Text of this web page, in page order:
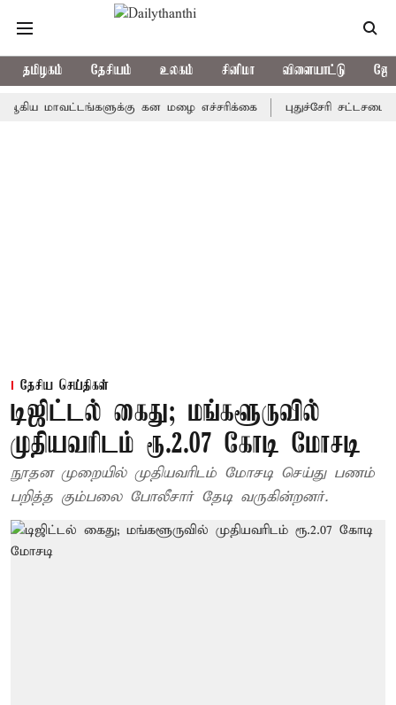
தமிழகம் தேசியம் உலகம் சினிமா விளையாட்டு
கன மழை எச்சரிக்கை புதுச்சேரி சட்டசபையில்
தேசிய செய்திகள்
டிஜிட்டல் கைது; மங்களூருவில்
முதியவரிடம் ரூ.2.07 கோடி மோசடி
நூதன முறையில் முதியவரிடம் மோசடி செய்து பணம்
பறித்த கும்பலை போலீசார் தேடி வருகின்றனர்.